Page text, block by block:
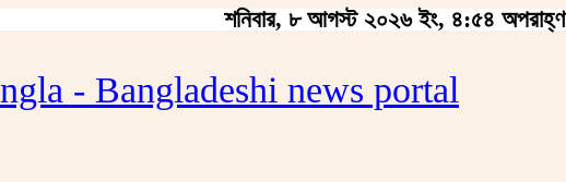
শনিবার, ৮ আগস্ট ২০২৬ ইং, ৪:৫৪ অপরাহ্ণ
- Bangladeshi news portal